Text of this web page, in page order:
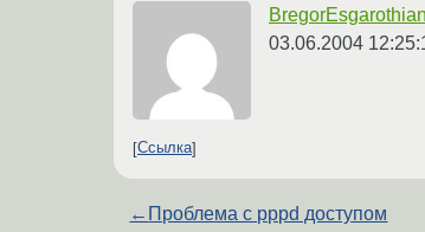
BregorEsgarothian
03.06.2004
Ссылка
← Проблема с pppd доступом